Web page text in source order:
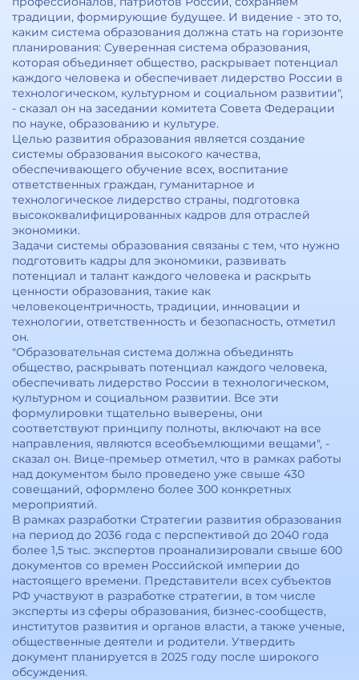
традиции, формирующие будущее. И видение - это то,
каким система образования должна стать на горизонте
планирования: Суверенная система образования,
которая объединяет общество, раскрывает потенциал
каждого человека и обеспечивает лидерство России в
технологическом, культурном и социальном развитии",
- сказал он на заседании комитета Совета Федерации
по науке, образованию и культуре.
Целью развития образования является создание
системы образования высокого качества,
обеспечивающего обучение всех, воспитание
ответственных граждан, гуманитарное и
технологическое лидерство страны, подготовка
высококвалифицированных кадров для отраслей
экономики.
Задачи системы образования связаны с тем, что нужно
подготовить кадры для экономики, развивать
потенциал и талант каждого человека и раскрыть
ценности образования, такие как
человекоцентричность, традиции, инновации и
технологии, ответственность и безопасность, отметил
он.
"Образовательная система должна объединять
общество, раскрывать потенциал каждого человека,
обеспечивать лидерство России в технологическом,
культурном и социальном развитии. Все эти
формулировки тщательно выверены, они
соответствуют принципу полноты, включают на все
направления, являются всеобъемлющими вещами", -
сказал он. Вице-премьер отметил, что в рамках работы
над документом было проведено уже свыше 430
совещаний, оформлено более 300 конкретных
мероприятий.
В рамках разработки Стратегии развития образования
на период до 2036 года с перспективой до 2040 года
более 1,5 тыс. экспертов проанализировали свыше 600
документов со времен Российской империи до
настоящего времени. Представители всех субъектов
РФ участвуют в разработке стратегии, в том числе
эксперты из сферы образования, бизнес-сообществ,
институтов развития и органов власти, а также ученые,
общественные деятели и родители. Утвердить
документ планируется в 2025 году после широкого
обсуждения.